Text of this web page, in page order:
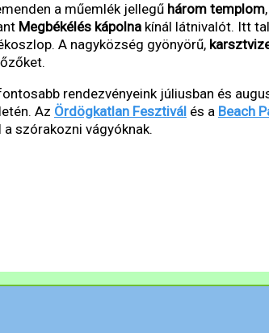
a műemlék jellegű három templom
Megbékélés kápolna kínál látnivalót. Itt
A nagyközség gyönyörű,
rendezvényeink júliusban és
Az Ördögkatlan Fesztivál és a Beach
a szórakozni vágyóknak.